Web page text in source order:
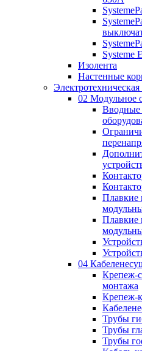
Systeme
Изолента
Настенные
02 Модульное
Вводные
Плавкие
Плавкие
04
Крепеж-
монтажа
Крепеж-
Трубы
Трубы
Трубы